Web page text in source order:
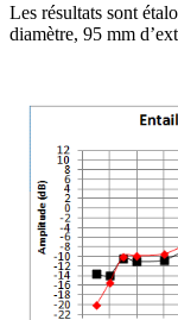
Les résultats sont
diamètre, 95 mm